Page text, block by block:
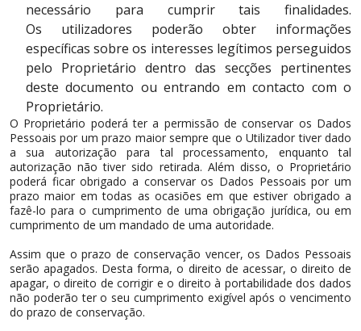
necessário para cumprir tais finalidades.
Os utilizadores poderão obter informações
específicas sobre os interesses legítimos perseguidos
pelo Proprietário dentro das secções pertinentes
deste documento ou entrando em contacto com o
Proprietário.
O Proprietário poderá ter a permissão de conservar os Dados
Pessoais por um prazo maior sempre que o Utilizador tiver dado
a sua autorização para tal processamento, enquanto tal
autorização não tiver sido retirada. Além disso, o Proprietário
poderá ficar obrigado a conservar os Dados Pessoais por um
prazo maior em todas as ocasiões em que estiver obrigado a
fazê-lo para o cumprimento de uma obrigação jurídica, ou em
cumprimento de um mandado de uma autoridade.
Assim que o prazo de conservação vencer, os Dados Pessoais
serão apagados. Desta forma, o direito de acessar, o direito de
apagar, o direito de corrigir e o direito à portabilidade dos dados
não poderão ter o seu cumprimento exigível após o vencimento
do prazo de conservação.